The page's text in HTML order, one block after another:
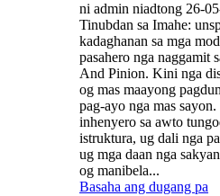
ni admin niadtong 26-
Tinubdan sa Imahe:
kadaghanan sa mga
pasahero nga naggamit
And Pinion. Kini nga
og mas maayong
pag-ayo nga mas
inhenyero sa awto
istruktura, ug dali nga
ug mga daan nga
og manibela...
Basaha ang dugang pa